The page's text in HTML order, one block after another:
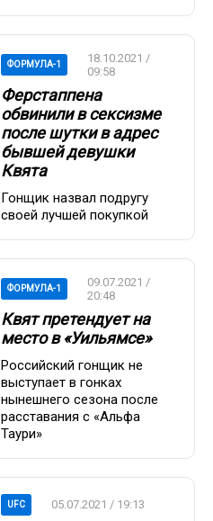
ФОРМУЛА-1
18.10.2021 /
09:58
Ферстаппена
обвинили в сексизме
после шутки в адрес
бывшей девушки
Квята
Гонщик назвал подругу
своей лучшей покупкой
ФОРМУЛА-1
09.07.2021 /
20:48
Квят претендует на
место в «Уильямсе»
Российский гонщик не
выступает в гонках
нынешнего сезона после
расставания с «Альфа
Таури»
UFC 05.07.2021 / 19:13